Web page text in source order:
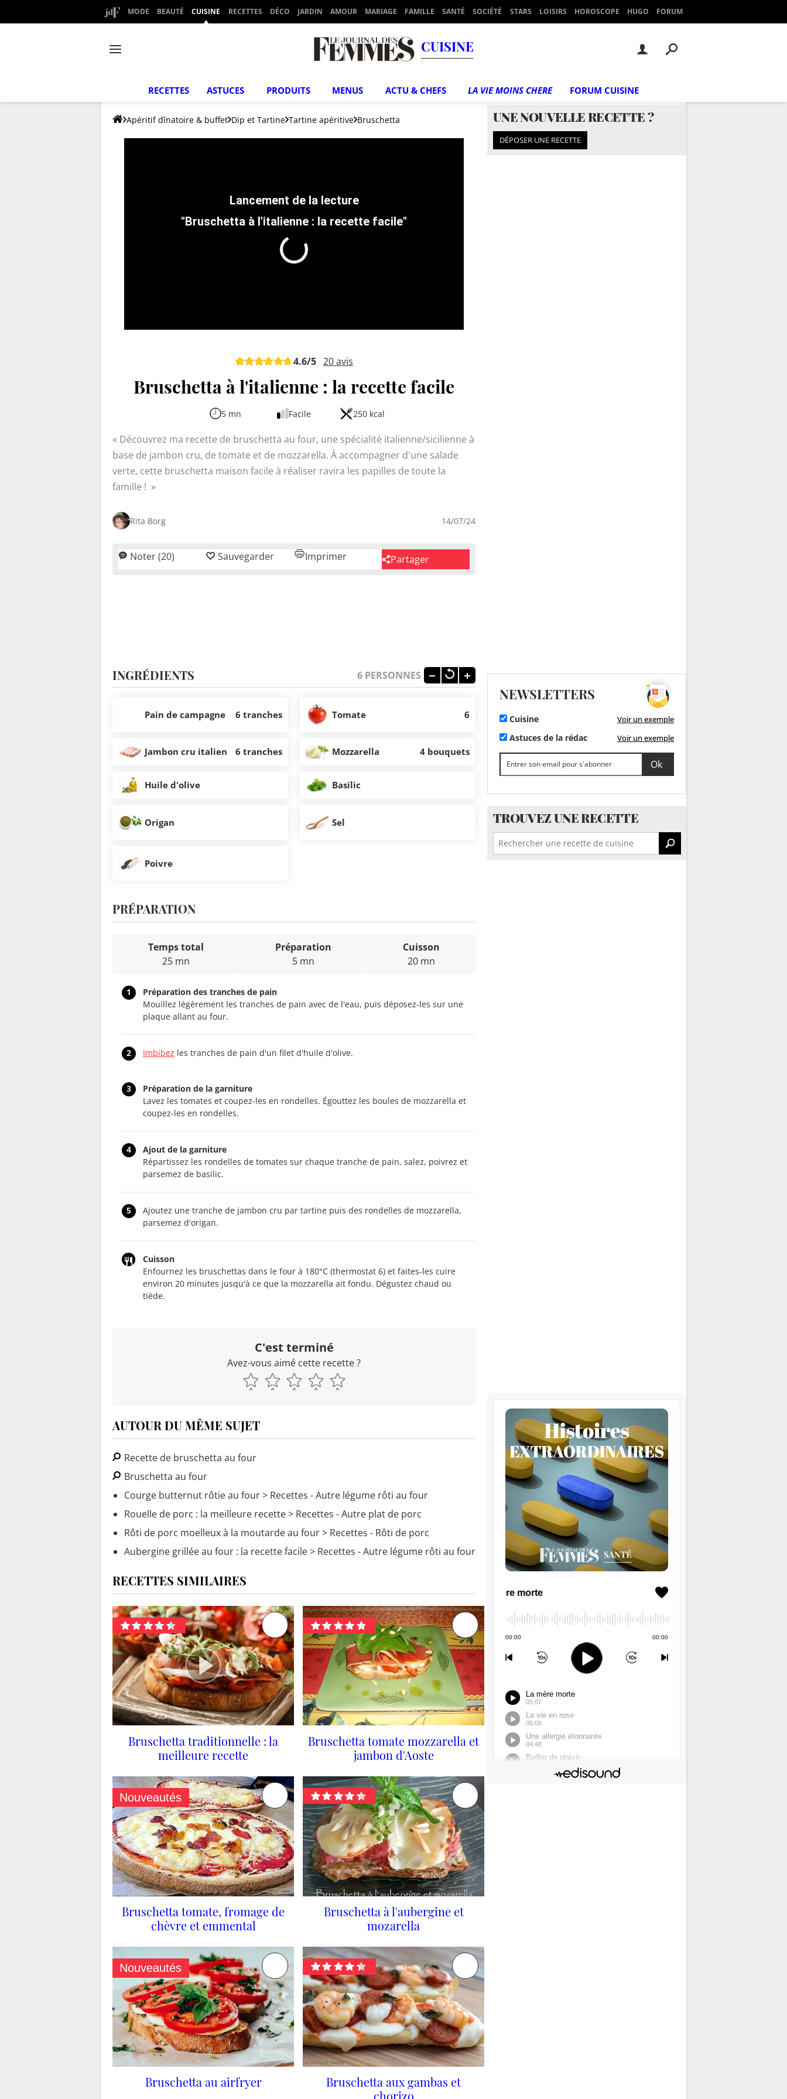
MODE BEAUTÉ CUISINE RECETTES DÉCO JARDIN AMOUR MARIAGE FAMILLE SANTÉ SOCIÉTÉ STARS LOISIRS HOROSCOPE HUGO FORUM
CUISINE
RECETTES ASTUCES PRODUITS MENUS ACTU & CHEFS LA VIE MOINS CHERE FORUM CUISINE
Apéritif dînatoire & buffet Dip et Tartine Tartine apéritive Bruschetta
"Bruschetta à l'italienne : la recette facile"
4.6/5 20avis
Bruschetta à l'italienne : la recette facile
5 mn Facile 250 kcal
Découvrez ma recette de bruschetta au four, une spécialité italienne/sicilienne à
base de jambon cru, de tomate et de mozzarella. À accompagner d'une salade
verte, cette bruschetta maison facile à réaliser ravira les papilles de toute la
famille !
Rita Borg 14/07/24
Noter (20) Sauvegarder Imprimer Partager
INGRÉDIENTS 6 PERSONNES
Pain de campagne 6 tranches Tomate 6
Jambon cru italien 6 tranches Mozzarella 4 bouquets
Huile d'olive Basilic
Origan Sel
Poivre
PRÉPARATION
Temps total
25 mn
Préparation
5 mn
Cuisson
20 mn
1
Préparation des tranches de pain
Mouillez légèrement les tranches de pain avec de l'eau, puis déposez-les sur une
plaque allant au four.
2 Imbibez les tranches de pain d'un filet d'huile d'olive.
3
Préparation de la garniture
Lavez les tomates et coupez-les en rondelles. Égouttez les boules de mozzarella et
coupez-les en rondelles.
4
Ajout de la garniture
Répartissez les rondelles de tomates sur chaque tranche de pain, salez, poivrez et
parsemez de basilic.
5
Ajoutez une tranche de jambon cru par tartine puis des rondelles de mozzarella,
parsemez d'origan.
Cuisson
Enfournez les bruschettas dans le four à 180°C (thermostat 6) et faites-les cuire
environ 20 minutes jusqu'à ce que la mozzarella ait fondu. Dégustez chaud ou
tiède.
C'est terminé
Avez-vous aimé cette recette ?
AUTOUR DU MÊME SUJET
Recette de bruschetta au four
Bruschetta au four
Courge butternut rôtie au four> Recettes - Autre légume rôti au four
Rouelle de porc : la meilleure recette> Recettes - Autre plat de porc
Rôti de porc moelleux à la moutarde au four> Recettes - Rôti de porc
Aubergine grillée au four : la recette facile> Recettes - Autre légume rôti au four
RECETTES SIMILAIRES
Bruschetta traditionnelle : la
meilleure recette
Bruschetta tomate mozzarella et
jambon d'Aoste
Nouveautés
Bruschetta tomate, fromage de
chèvre et emmental
Bruschetta à l'aubergine et
mozarella
Nouveautés
Bruschetta au airfryer
Bruschetta aux gambas et
chorizo
UNE NOUVELLE RECETTE ?
DÉPOSER UNE RECETTE
NEWSLETTERS
Cuisine Voir un exemple
Astuces de la rédac Voir un exemple
TROUVEZ UNE RECETTE